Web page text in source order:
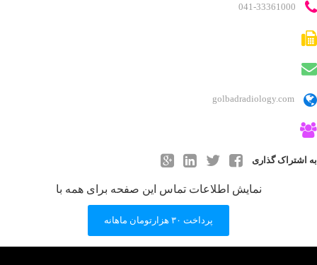
041-33361000
golbadradiology.com
به اشتراک گذاری
نمایش اطلاعات تماس این صفحه برای همه با
پرداخت ۳۰ هزارتومان ماهانه